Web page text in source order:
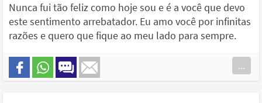
Nunca fui tão feliz como hoje sou e é a você que devo
este sentimento arrebatador. Eu amo você por infinitas
razões e quero que fique ao meu lado para sempre.
...